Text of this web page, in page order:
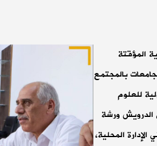
المؤقتة
بالمجتمع
للعلوم
ورشة
المحلية،